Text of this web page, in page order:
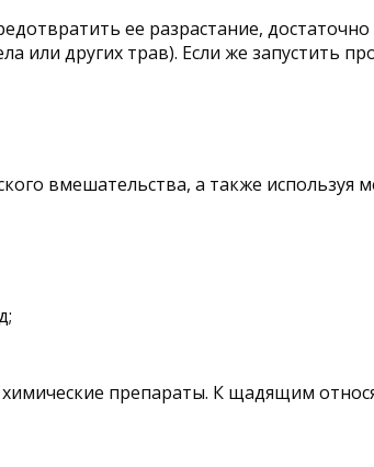
ее разрастание,
других трав). Если же запустить
вмешательства, а также используя
препараты. К щадящим